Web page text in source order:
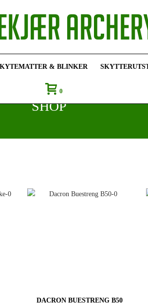
& BLINKER
0
SHOP
DACRON BUESTRENG B50